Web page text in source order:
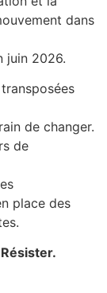
dans
juin 2026.
de changer.
de
place des